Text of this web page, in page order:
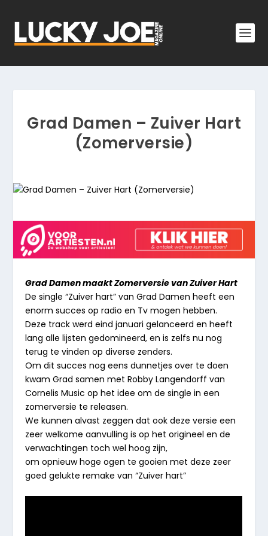
Grad Damen – Zuiver Hart
(Zomerversie)
Grad Damen maakt Zomerversie van Zuiver Hart
De single “Zuiver hart” van Grad Damen heeft een
enorm succes op radio en Tv mogen hebben.
Deze track werd eind januari gelanceerd en heeft
lang alle lijsten gedomineerd, en is zelfs nu nog
terug te vinden op diverse zenders.
Om dit succes nog eens dunnetjes over te doen
kwam Grad samen met Robby Langendorff van
Cornelis Music op het idee om de single in een
zomerversie te releasen.
We kunnen alvast zeggen dat ook deze versie een
zeer welkome aanvulling is op het origineel en de
verwachtingen toch wel hoog zijn,
om opnieuw hoge ogen te gooien met deze zeer
goed gelukte remake van “Zuiver hart”